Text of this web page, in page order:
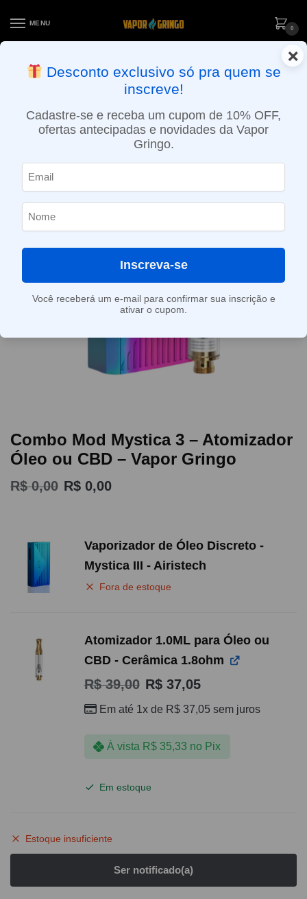
MENU
0
ENTREGA NO MESMO DIA EM SÃO PAULO (SEG A SEX): PEDIDOS
APROVADOS ATÉ 15:30 VIA MOTOBOY
Combo Mod Mystica 3 – Atomizador
Óleo ou CBD – Vapor Gringo
R$0,00 R$ 0,00
Vaporizador de Óleo Discreto -
Mystica III - Airistech
Fora de estoque
Atomizador 1.0ML para Óleo ou
CBD - Cerâmica 1.8ohm
R$39,00 R$37,05
Em até 1x de R$37,05 sem juros
À vista R$ 35,33 no Pix
Em estoque
Estoque insuficiente
×
Desconto exclusivo só pra quem se
inscreve!
Cadastre-se e receba um cupom de 10% OFF,
ofertas antecipadas e novidades da Vapor
Gringo.
Inscreva-se
Você receberá um e-mail para confirmar sua inscrição e
ativar o cupom.